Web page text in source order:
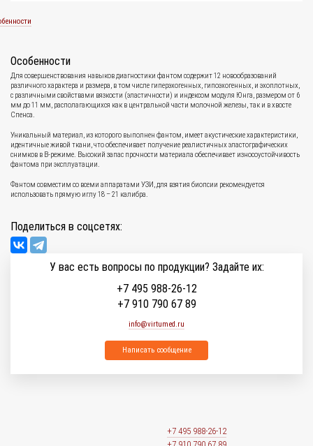
Особенности
Для совершенствования навыков диагностики фантом содержит 12 новообразований
различного характера и размера, в том числе гиперэхогенных, гипоэхогенных, и эхоплотных,
с различными свойствами вязкости (эластичности) и индексом модуля Юнга, размером от 6
мм до 11 мм, располагающихся как в центральной части молочной железы, так и в хвосте
Спенса.
Уникальный материал, из которого выполнен фантом, имеет акустические характеристики,
идентичные живой ткани, что обеспечивает получение реалистичных эластографических
снимков в В-режиме. Высокий запас прочности материала обеспечивает износоустойчивость
фантома при эксплуатации.
Фантом совместим со всеми аппаратами УЗИ, для взятия биопсии рекомендуется
использовать прямую иглу 18 – 21 калибра.
Поделиться в соцсетях:
У вас есть вопросы по продукции? Задайте их:
+7 495 988-26-12
+7 910 790 67 89
info@virtumed.ru
Написать сообщение
+7 495 988-26-12